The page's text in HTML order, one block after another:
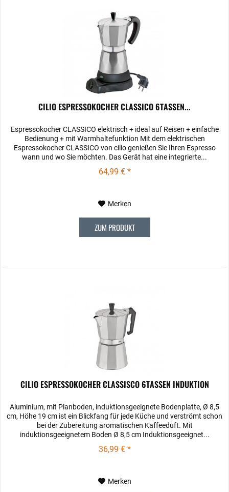
CILIO ESPRESSOKOCHER CLASSICO 6TASSEN...
Espressokocher CLASSICO elektrisch + ideal auf Reisen + einfache
Bedienung + mit Warmhaltefunktion Mit dem elektrischen
Espressokocher CLASSICO von cilio genießen Sie Ihren Espresso
wann und wo Sie möchten. Das Gerät hat eine integrierte...
64,99 € *
Merken
ZUM PRODUKT
CILIO ESPRESSOKOCHER CLASSISCO 6TASSEN INDUKTION
Aluminium, mit Planboden, induktionsgeeignete Bodenplatte, Ø 8,5
cm, Höhe 19 cm ist ein Blickfang für jede Küche und verströmt schon
bei der Zubereitung aromatischen Kaffeeduft. Mit
induktionsgeeignetem Boden Ø 8,5 cm Induktionsgeeignet...
36,99 € *
Merken